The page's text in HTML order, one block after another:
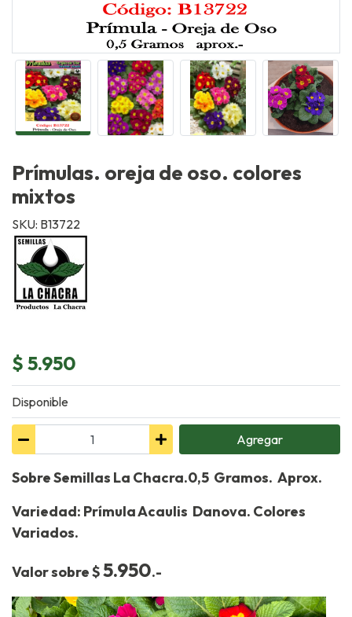
Prímulas. oreja de oso. colores
mixtos
SKU: B13722
$ 5.950
Disponible
Agregar
Sobre Semillas La Chacra.0,5 Gramos. Aprox.
Variedad: Prímula Acaulis Danova. Colores
Variados.
Valor sobre $5.950.-